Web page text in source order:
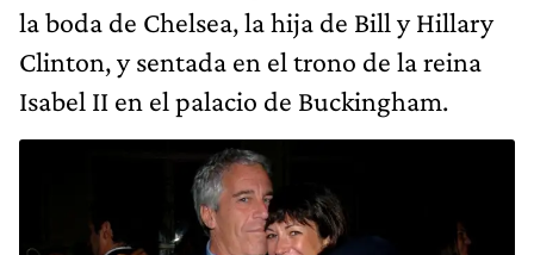
la boda de Chelsea, la hija de Bill y Hillary
Clinton, y sentada en el trono de la reina
Isabel II en el palacio de Buckingham.